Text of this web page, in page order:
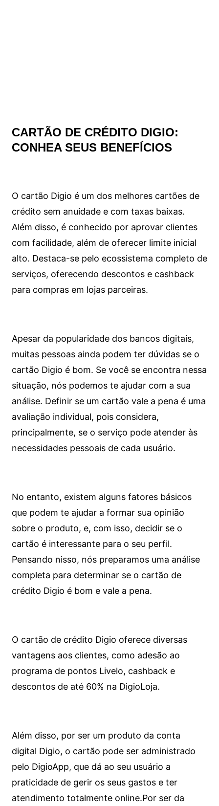
CARTÃO DE CRÉDITO DIGIO:
CONHEA SEUS BENEFÍCIOS
O cartão Digio é um dos melhores cartões de
crédito sem anuidade e com taxas baixas.
Além disso, é conhecido por aprovar clientes
com facilidade, além de oferecer limite inicial
alto. Destaca-se pelo ecossistema completo de
serviços, oferecendo descontos e cashback
para compras em lojas parceiras.
Apesar da popularidade dos bancos digitais,
muitas pessoas ainda podem ter dúvidas se o
cartão Digio é bom. Se você se encontra nessa
situação, nós podemos te ajudar com a sua
análise. Definir se um cartão vale a pena é uma
avaliação individual, pois considera,
principalmente, se o serviço pode atender às
necessidades pessoais de cada usuário.
No entanto, existem alguns fatores básicos
que podem te ajudar a formar sua opinião
sobre o produto, e, com isso, decidir se o
cartão é interessante para o seu perfil.
Pensando nisso, nós preparamos uma análise
completa para determinar se o cartão de
crédito Digio é bom e vale a pena.
O cartão de crédito Digio oferece diversas
vantagens aos clientes, como adesão ao
programa de pontos Livelo, cashback e
descontos de até 60% na DigioLoja.
Além disso, por ser um produto da conta
digital Digio, o cartão pode ser administrado
pelo DigioApp, que dá ao seu usuário a
praticidade de gerir os seus gastos e ter
atendimento totalmente online.Por ser da